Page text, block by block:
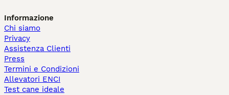
Informazione
Chi siamo
Privacy
Assistenza Clienti
Press
Termini e Condizioni
Allevatori ENCI
Test cane ideale